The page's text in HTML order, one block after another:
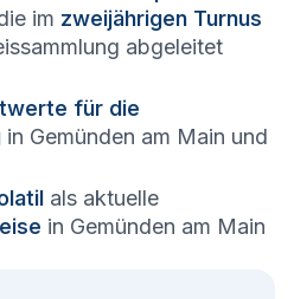
im zweijährigen Turnus
abgeleitet
für die
in Gemünden am Main und
als aktuelle
in Gemünden am Main